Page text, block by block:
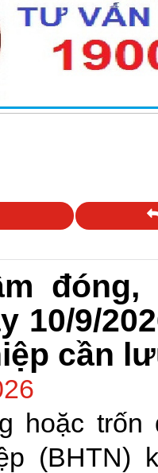
10/9/
cần
hoặc
(BHTN)